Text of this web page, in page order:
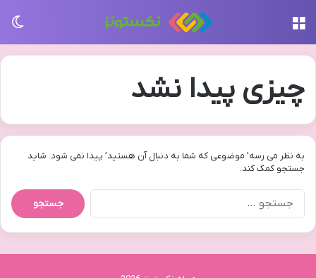
چیزی پیدا نشد
به نظر می رسه’ موضوعی که شما به دنبال آن هستید’ پیدا نمی شود. شاید
جستجو کمک کند.
جستجو
برای: